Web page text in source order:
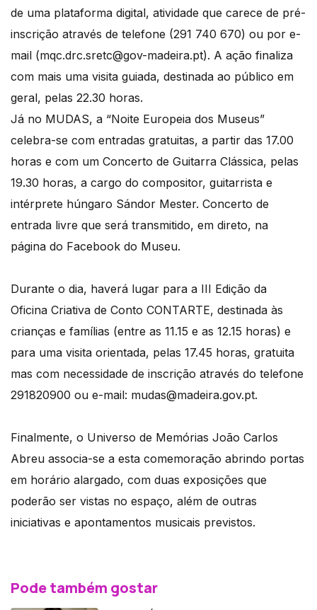
de uma plataforma digital, atividade que carece de pré-
inscrição através de telefone (291 740 670) ou por e-
mail (mqc.drc.sretc@gov-madeira.pt). A ação finaliza
com mais uma visita guiada, destinada ao público em
geral, pelas 22.30 horas.
Já no MUDAS, a “Noite Europeia dos Museus”
celebra-se com entradas gratuitas, a partir das 17.00
horas e com um Concerto de Guitarra Clássica, pelas
19.30 horas, a cargo do compositor, guitarrista e
intérprete húngaro Sándor Mester. Concerto de
entrada livre que será transmitido, em direto, na
página do Facebook do Museu.
Durante o dia, haverá lugar para a III Edição da
Oficina Criativa de Conto CONTARTE, destinada às
crianças e famílias (entre as 11.15 e as 12.15 horas) e
para uma visita orientada, pelas 17.45 horas, gratuita
mas com necessidade de inscrição através do telefone
291820900 ou e-mail: mudas@madeira.gov.pt.
Finalmente, o Universo de Memórias João Carlos
Abreu associa-se a esta comemoração abrindo portas
em horário alargado, com duas exposições que
poderão ser vistas no espaço, além de outras
iniciativas e apontamentos musicais previstos.
Pode também gostar